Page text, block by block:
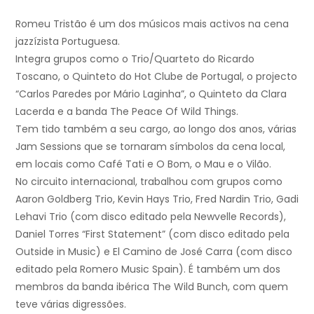
Romeu Tristão é um dos músicos mais activos na cena
jazzízista Portuguesa.
Integra grupos como o Trio/Quarteto do Ricardo
Toscano, o Quinteto do Hot Clube de Portugal, o projecto
“Carlos Paredes por Mário Laginha”, o Quinteto da Clara
Lacerda e a banda The Peace Of Wild Things.
Tem tido também a seu cargo, ao longo dos anos, várias
Jam Sessions que se tornaram símbolos da cena local,
em locais como Café Tati e O Bom, o Mau e o Vilão.
No circuito internacional, trabalhou com grupos como
Aaron Goldberg Trio, Kevin Hays Trio, Fred Nardin Trio, Gadi
Lehavi Trio (com disco editado pela Newvelle Records),
Daniel Torres “First Statement” (com disco editado pela
Outside in Music) e El Camino de José Carra (com disco
editado pela Romero Music Spain). É também um dos
membros da banda ibérica The Wild Bunch, com quem
teve várias digressões.